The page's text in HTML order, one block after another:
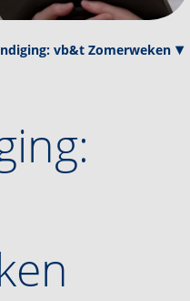
vb&t Zomerweken